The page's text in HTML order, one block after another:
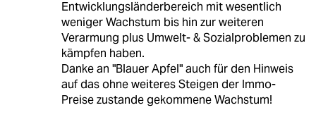
Entwicklungsländerbereich mit wesentlich
weniger Wachstum bis hin zur weiteren
Verarmung plus Umwelt- & Sozialproblemen zu
kämpfen haben.
Danke an "Blauer Apfel" auch für den Hinweis
auf das ohne weiteres Steigen der Immo-
Preise zustande gekommene Wachstum!